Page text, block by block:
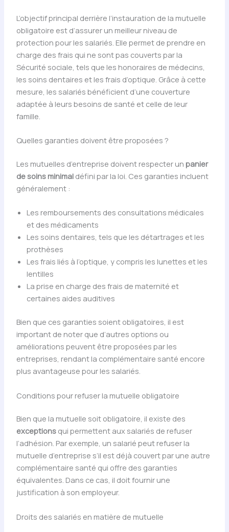
L’objectif principal derrière l’instauration de la mutuelle
obligatoire est d’assurer un meilleur niveau de
protection pour les salariés. Elle permet de prendre en
charge des frais qui ne sont pas couverts par la
Sécurité sociale, tels que les honoraires de médecins,
les soins dentaires et les frais d’optique. Grâce à cette
mesure, les salariés bénéficient d’une couverture
adaptée à leurs besoins de santé et celle de leur
famille.
Quelles garanties doivent être proposées ?
Les mutuelles d’entreprise doivent respecter un panier
de soins minimaldéfini par la loi. Ces garanties incluent
généralement :
Les remboursements des consultations médicales
et des médicaments
Les soins dentaires, tels que les détartrages et les
prothèses
Les frais liés à l’optique, y compris les lunettes et les
lentilles
La prise en charge des frais de maternité et
certaines aides auditives
Bien que ces garanties soient obligatoires, il est
important de noter que d’autres options ou
améliorations peuvent être proposées par les
entreprises, rendant la complémentaire santé encore
plus avantageuse pour les salariés.
Conditions pour refuser la mutuelle obligatoire
Bien que la mutuelle soit obligatoire, il existe des
exceptionsqui permettent aux salariés de refuser
l’adhésion. Par exemple, un salarié peut refuser la
mutuelle d’entreprise s’il est déjà couvert par une autre
complémentaire santé qui offre des garanties
équivalentes. Dans ce cas, il doit fournir une
justification à son employeur.
Droits des salariés en matière de mutuelle